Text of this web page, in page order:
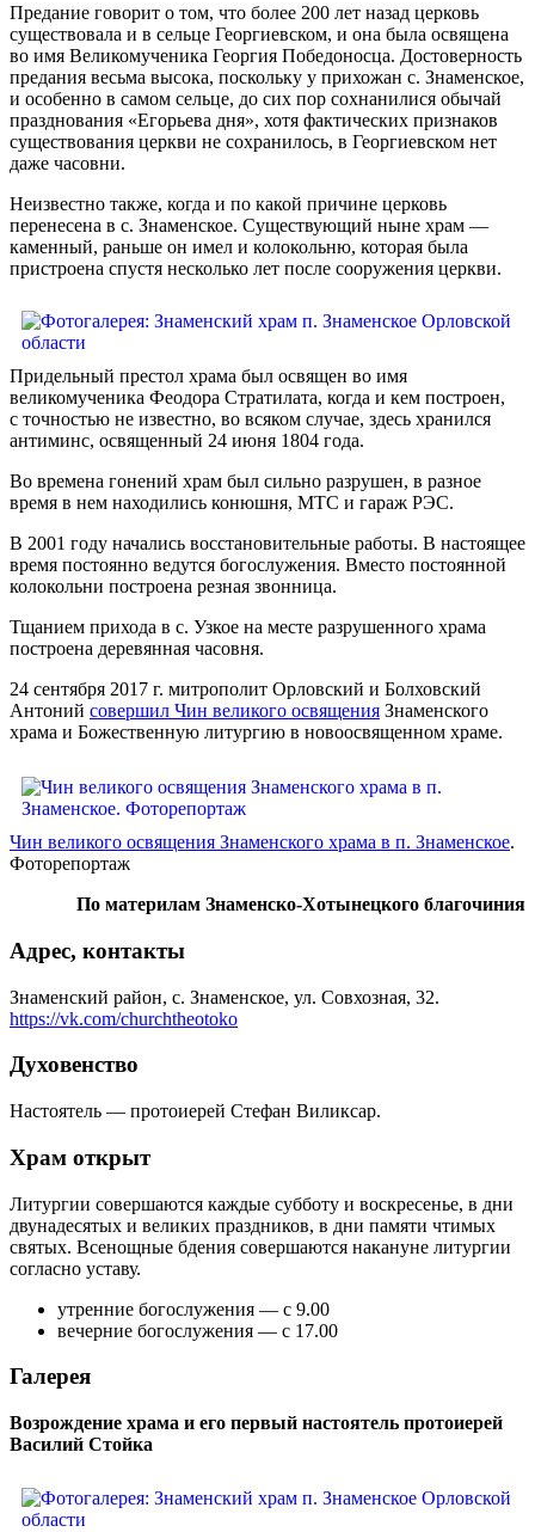
Предание говорит о том, что более 200 лет назад церковь
существовала и в сельце Георгиевском, и она была освящена
во имя Великомученика Георгия Победоносца. Достоверность
предания весьма высока, поскольку у прихожан с. Знаменское,
и особенно в самом сельце, до сих пор сохнанилися обычай
празднования «Егорьева дня», хотя фактических признаков
существования церкви не сохранилось, в Георгиевском нет
даже часовни.
Неизвестно также, когда и по какой причине церковь
перенесена в с. Знаменское. Существующий ныне храм —
каменный, раньше он имел и колокольню, которая была
пристроена спустя несколько лет после сооружения церкви.
Придельный престол храма был освящен во имя
великомученика Феодора Стратилата, когда и кем построен,
с точностью не известно, во всяком случае, здесь хранился
антиминс, освященный 24 июня 1804 года.
Во времена гонений храм был сильно разрушен, в разное
время в нем находились конюшня, МТС и гараж РЭС.
В 2001 году начались восстановительные работы. В настоящее
время постоянно ведутся богослужения. Вместо постоянной
колокольни построена резная звонница.
Тщанием прихода в с. Узкое на месте разрушенного храма
построена деревянная часовня.
24 сентября 2017 г. митрополит Орловский и Болховский
Антоний совершил Чин великого освящения Знаменского
храма и Божественную литургию в новоосвященном храме.
Чин великого освящения Знаменского храма в п. Знаменское.
Фоторепортаж
По материлам Знаменско-Хотынецкого благочиния
Адрес, контакты
Знаменский район, c. Знаменское, ул. Совхозная, 32.
https://vk.com/churchtheotoko
Духовенство
Настоятель — протоиерей Стефан Виликсар.
Храм открыт
Литургии совершаются каждые субботу и воскресенье, в дни
двунадесятых и великих праздников, в дни памяти чтимых
святых. Всенощные бдения совершаются накануне литургии
согласно уставу.
утренние богослужения — с 9.00
вечерние богослужения — с 17.00
Галерея
Возрождение храма и его первый настоятель протоиерей
Василий Стойка